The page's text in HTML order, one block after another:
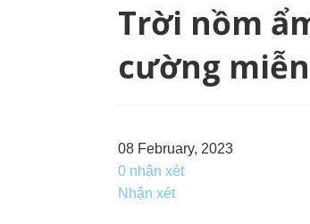
Trời nồm
cường
08 February, 2023
0 nhận xét
Nhận xét